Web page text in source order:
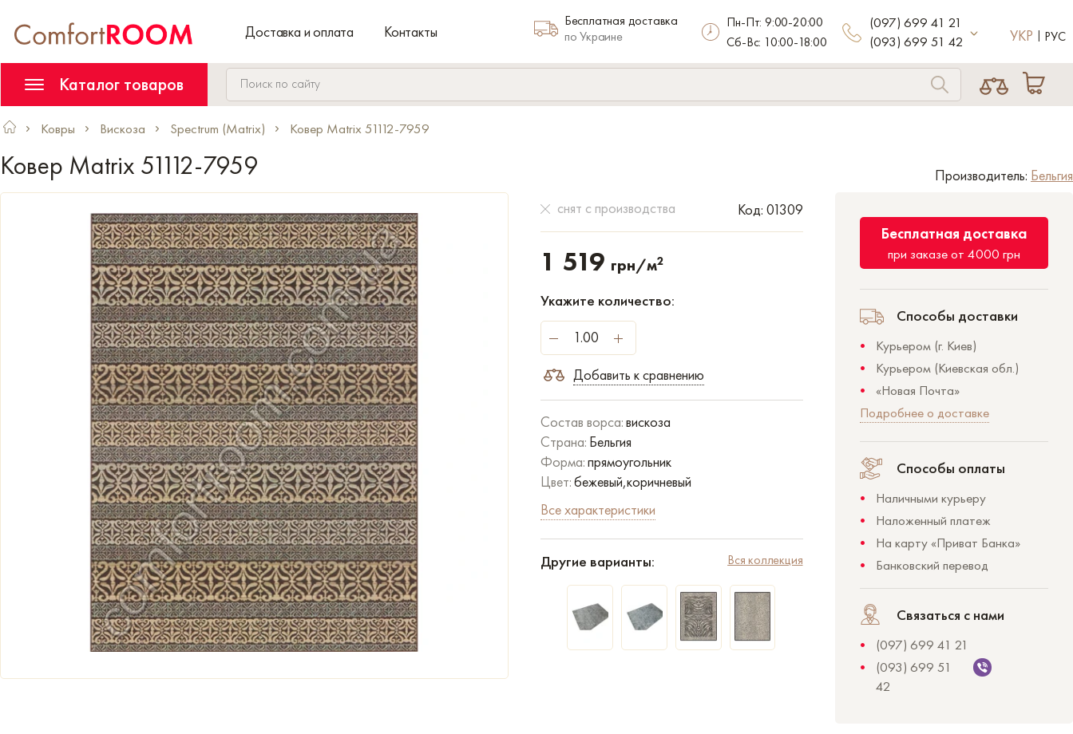
Доставка и оплата Контакты
Бесплатная доставка
по Украине
Пн-Пт: 9:00-20:00
Сб-Вс: 10:00-18:00
(097) 699 41 21
(093) 699 51 42
УКР РУС
Каталог товаров
Ковры Вискоза Spectrum (Matrix) Ковер Matrix 51112-7959
Ковер Matrix 51112-7959 Производитель: Бельгия
снят с производства
Код: 01309
1 519 грн/м2
Укажите количество:
Добавить к сравнению
Состав ворса:вискоза
Страна: Бельгия
Форма:прямоугольник
Цвет:бежевый,коричневый
Все характеристики
Другие варианты: Вся коллекция
Бесплатная доставка
при заказе от 4000 грн
Способы доставки
Курьером (г. Киев)
Курьером (Киевская обл.)
«Новая Почта»
Подробнее о доставке
Способы оплаты
Наличными курьеру
Наложенный платеж
На карту «Приват Банка»
Банковский перевод
Связаться с нами
(097) 699 41 21
(093) 699 51
42